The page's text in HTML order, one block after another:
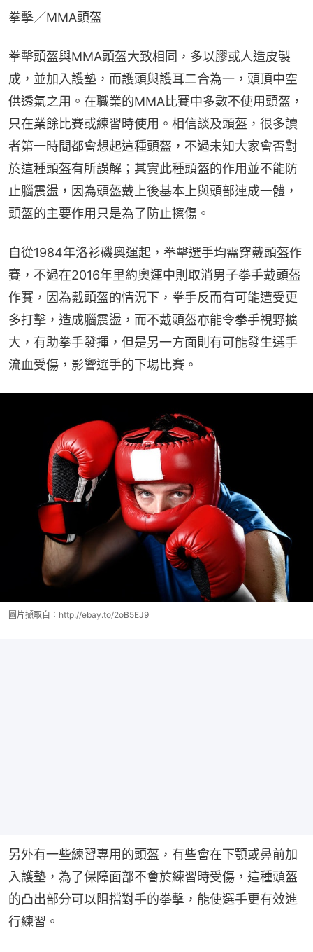
拳擊／MMA頭盔
拳擊頭盔與MMA頭盔大致相同，多以膠或人造皮製
成，並加入護墊，而護頭與護耳二合為一，頭頂中空
供透氣之用。在職業的MMA比賽中多數不使用頭盔，
只在業餘比賽或練習時使用。相信談及頭盔，很多讀
者第一時間都會想起這種頭盔，不過未知大家會否對
於這種頭盔有所誤解；其實此種頭盔的作用並不能防
止腦震盪，因為頭盔戴上後基本上與頭部連成一體，
頭盔的主要作用只是為了防止擦傷。
自從1984年洛衫磯奧運起，拳擊選手均需穿戴頭盔作
賽，不過在2016年里約奧運中則取消男子拳手戴頭盔
作賽，因為戴頭盔的情況下，拳手反而有可能遭受更
多打擊，造成腦震盪，而不戴頭盔亦能令拳手視野擴
大，有助拳手發揮，但是另一方面則有可能發生選手
流血受傷，影響選手的下場比賽。
圖片擷取自：http://ebay.to/2oB5EJ9
另外有一些練習專用的頭盔，有些會在下顎或鼻前加
入護墊，為了保障面部不會於練習時受傷，這種頭盔
的凸出部分可以阻擋對手的拳擊，能使選手更有效進
行練習。